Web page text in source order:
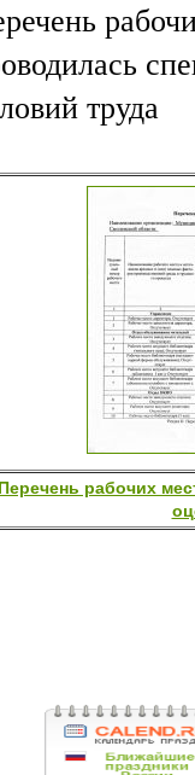
труда
Перечень рабочих